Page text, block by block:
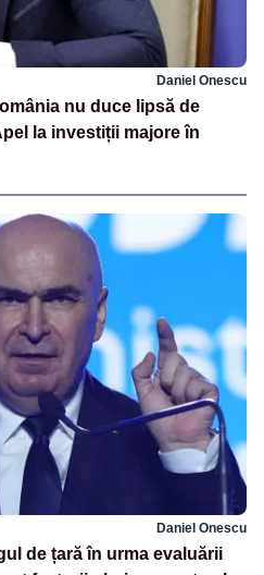
Daniel Onescu
nu duce lipsă de
la investiții majore în
Daniel Onescu
de țară în urma evaluării